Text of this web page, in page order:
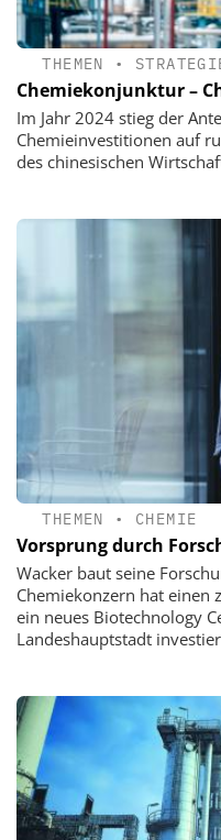
THEMEN •
Chemiekonjunktur –
Im Jahr 2024 stieg der
Chemieinvestitionen auf
des chinesischen
THEMEN • CHEMIE
Vorsprung durch
Wacker baut seine
Chemiekonzern hat einen
ein neues Biotechnology
Landeshauptstadt